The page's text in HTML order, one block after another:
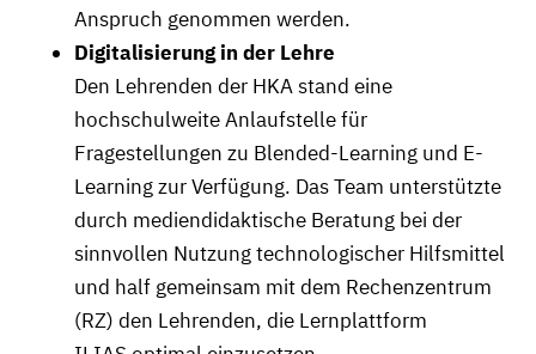
Anspruch genommen werden.
Digitalisierung in der Lehre
Den Lehrenden der HKA stand eine
hochschulweite Anlaufstelle für
Fragestellungen zu Blended-Learning und E-
Learning zur Verfügung. Das Team unterstützte
durch mediendidaktische Beratung bei der
sinnvollen Nutzung technologischer Hilfsmittel
und half gemeinsam mit dem Rechenzentrum
(RZ) den Lehrenden, die Lernplattform